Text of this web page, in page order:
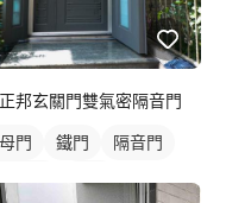
正邦玄關門雙氣密隔音門
門 鐵門
隔音門